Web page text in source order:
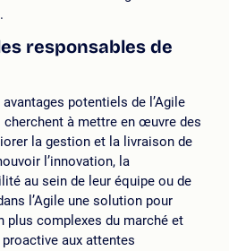
responsables de
potentiels de l’Agile
cherchent à mettre en œuvre des
la gestion et la livraison de
l’innovation, la
au sein de leur équipe ou de
l’Agile une solution pour
plus complexes du marché et
aux attentes